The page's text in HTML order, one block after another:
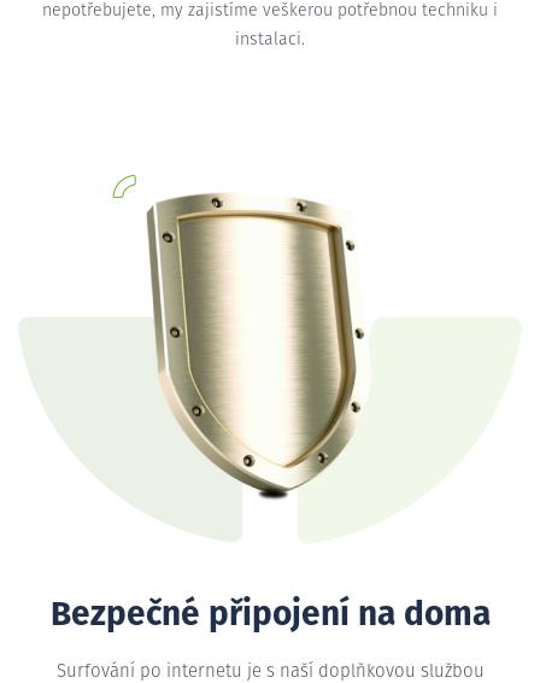
nepotřebujete, my zajistíme veškerou potřebnou techniku i
instalaci.
Bezpečné připojení na doma
Surfování po internetu je s naší doplňkovou službou